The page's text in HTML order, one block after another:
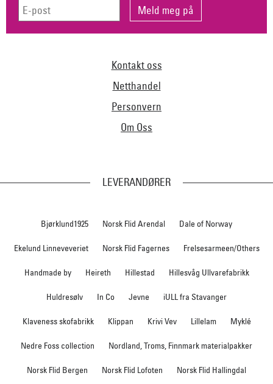
Kontakt oss
Netthandel
Personvern
Om Oss
LEVERANDØRER
Bjørklund1925 Norsk Flid Arendal Dale of Norway
Ekelund Linneveveriet Norsk Flid Fagernes Frelsesarmeen/Others
Handmade by Heireth Hillestad Hillesvåg Ullvarefabrikk
Huldresølv In Co Jevne iULL fra Stavanger
Klaveness skofabrikk Klippan Krivi Vev Lillelam Myklé
Nedre Foss collection Nordland, Troms, Finnmark materialpakker
Norsk Flid Bergen Norsk Flid Lofoten Norsk Flid Hallingdal